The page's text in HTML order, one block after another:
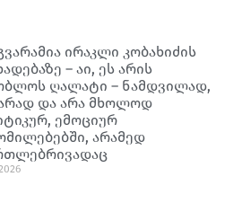
ირაკლი კობახიძის
– აი, ეს არის
ღალატი – ნამდვილად,
და არა მხოლოდ
ემოციურ
არამედ